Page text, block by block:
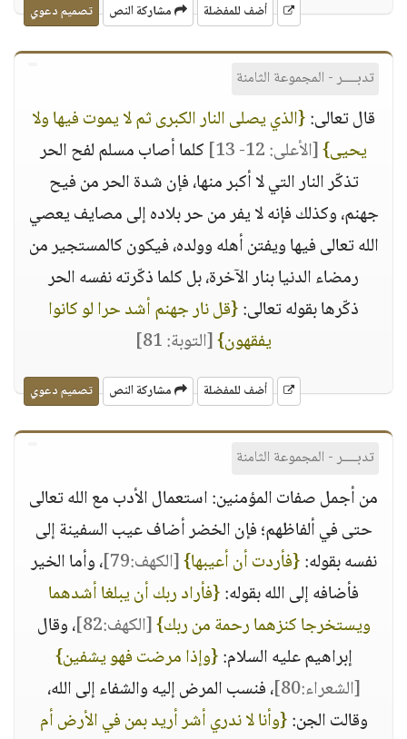
أضف للمفضلة مشاركة النص تصميم دعوي
تدبــــر - المجموعة الثامنة
قال تعالى:{الذي يصلى النار الكبرى ثم لا يموت فيها ولا
يحيى}[الأعلى: 12- 13]
كلما أصاب مسلم لفح الحر
تذكّر النار التي لا أكبر منها، فإن شدة الحر من فيح
جهنم، وكذلك فإنه لا يفر من حر بلاده إلى مصايف يعصي
الله تعالى فيها ويفتن أهله وولده، فيكون كالمستجير من
رمضاء الدنيا بنار الآخرة، بل كلما ذكّرته نفسه الحر
ذكّرها بقوله تعالى:{قل نار جهنم أشد حرا لو كانوا
يفقهون}[التوبة: 81]
أضف للمفضلة مشاركة النص تصميم دعوي
تدبــــر - المجموعة الثامنة
من أجمل صفات المؤمنين: استعمال الأدب مع الله تعالى
حتى في ألفاظهم؛ فإن الخضر أضاف عيب السفينة إلى
نفسه بقوله:{فأردت أن أعيبها}[الكهف:79]
، وأما الخير
فأضافه إلى الله بقوله:{فأراد ربك أن يبلغا أشدهما
ويستخرجا كنزهما رحمة من ربك}[الكهف:82]
، وقال
إبراهيم عليه السلام:{وإذا مرضت فهو يشفين}
[الشعراء:80]
، فنسب المرض إليه والشفاء إلى الله،
وقالت الجن:{وأنا لا ندري أشر أريد بمن في الأرض أم